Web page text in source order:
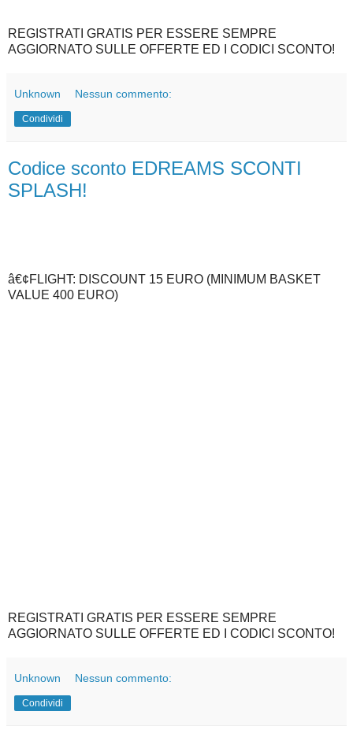
REGISTRATI GRATIS PER ESSERE SEMPRE
AGGIORNATO SULLE OFFERTE ED I CODICI SCONTO!
Unknown Nessun commento:
Condividi
Codice sconto EDREAMS SCONTI
SPLASH!
â€¢FLIGHT: DISCOUNT 15 EURO (MINIMUM BASKET
VALUE 400 EURO)
REGISTRATI GRATIS PER ESSERE SEMPRE
AGGIORNATO SULLE OFFERTE ED I CODICI SCONTO!
Unknown Nessun commento:
Condividi